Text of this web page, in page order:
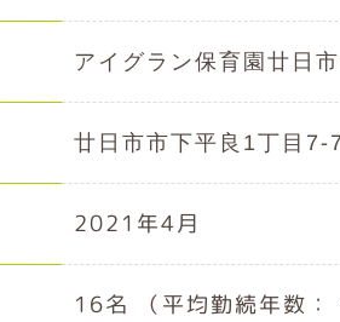
アイグラン保育園廿日
廿日市市下平良1丁目7-7
2021年4月
16名 （平均勤続年数